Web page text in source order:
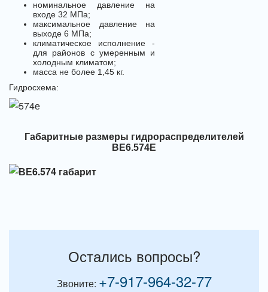
номинальное давление на
входе 32 МПа;
максимальное давление на
выходе 6 МПа;
климатическое исполнение -
для районов с умеренным и
холодным климатом;
масса не более 1,45 кг.
Гидросхема:
Габаритные размеры гидрораспределителей
ВЕ6.574Е
Остались вопросы?
Звоните: +7-917-964-32-77